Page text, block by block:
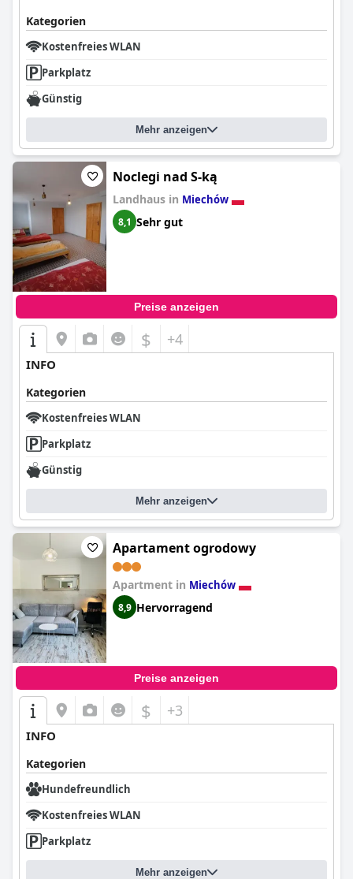
Kategorien
Kostenfreies WLAN
Parkplatz
Günstig
Mehr anzeigen
Noclegi nad S-ką
Landhaus in Miechów
8,1 Sehr gut
Preise anzeigen
$ +4
INFO
Kategorien
Kostenfreies WLAN
Parkplatz
Günstig
Mehr anzeigen
Apartament ogrodowy
Apartment in Miechów
8,9 Hervorragend
Preise anzeigen
$ +3
INFO
Kategorien
Hundefreundlich
Kostenfreies WLAN
Parkplatz
Mehr anzeigen